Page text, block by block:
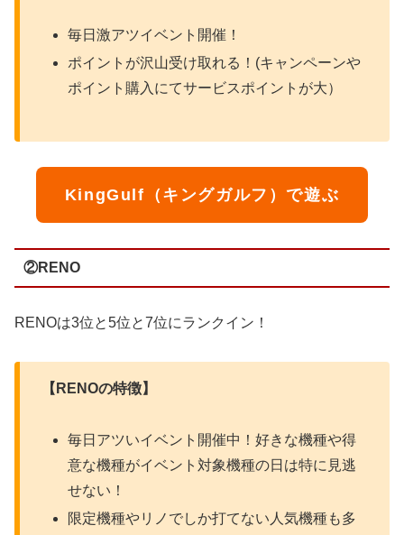
毎日激アツイベント開催！
ポイントが沢山受け取れる！(キャンペーンや
ポイント購入にてサービスポイントが大）
KingGulf（キングガルフ）で遊ぶ
②RENO
RENOは3位と5位と7位にランクイン！
【RENOの特徴】
毎日アツいイベント開催中！好きな機種や得
意な機種がイベント対象機種の日は特に見逃
せない！
限定機種やリノでしか打てない人気機種も多